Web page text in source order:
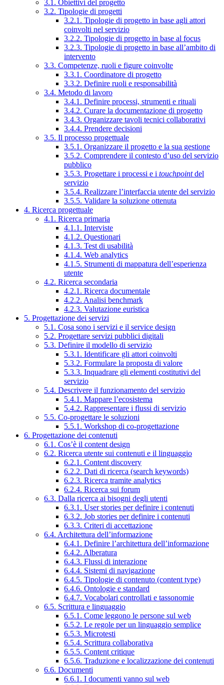
3.1. Obiettivi del progetto
3.2. Tipologie di progetti
3.2.1. Tipologie di progetto in base agli attori
coinvolti nel servizio
3.2.2. Tipologie di progetto in base al focus
3.2.3. Tipologie di progetto in base all’ambito di
intervento
3.3. Competenze, ruoli e figure coinvolte
3.3.1. Coordinatore di progetto
3.3.2. Definire ruoli e responsabilità
3.4. Metodo di lavoro
3.4.1. Definire processi, strumenti e rituali
3.4.2. Curare la documentazione di progetto
3.4.3. Organizzare tavoli tecnici collaborativi
3.4.4. Prendere decisioni
3.5. Il processo progettuale
3.5.1. Organizzare il progetto e la sua gestione
3.5.2. Comprendere il contesto d’uso del servizio
pubblico
3.5.3. Progettare i processi e i touchpointdel
servizio
3.5.4. Realizzare l’interfaccia utente del servizio
3.5.5. Validare la soluzione ottenuta
4. Ricerca progettuale
4.1. Ricerca primaria
4.1.1. Interviste
4.1.2. Questionari
4.1.3. Test di usabilità
4.1.4. Web analytics
4.1.5. Strumenti di mappatura dell’esperienza
utente
4.2. Ricerca secondaria
4.2.1. Ricerca documentale
4.2.2. Analisi benchmark
4.2.3. Valutazione euristica
5. Progettazione dei servizi
5.1. Cosa sono i servizi e il service design
5.2. Progettare servizi pubblici digitali
5.3. Definire il modello di servizio
5.3.1. Identificare gli attori coinvolti
5.3.2. Formulare la proposta di valore
5.3.3. Inquadrare gli elementi costitutivi del
servizio
5.4. Descrivere il funzionamento del servizio
5.4.1. Mappare l’ecosistema
5.4.2. Rappresentare i flussi di servizio
5.5. Co-progettare le soluzioni
5.5.1. Workshop di co-progettazione
6. Progettazione dei contenuti
6.1. Cos’è il content design
6.2. Ricerca utente sui contenuti e il linguaggio
6.2.1. Content discovery
6.2.2. Dati di ricerca (search keywords)
6.2.3. Ricerca tramite analytics
6.2.4. Ricerca sui forum
6.3. Dalla ricerca ai bisogni degli utenti
6.3.1. User stories per definire i contenuti
6.3.2. Job stories per definire i contenuti
6.3.3. Criteri di accettazione
6.4. Architettura dell’informazione
6.4.1. Definire l’architettura dell’informazione
6.4.2. Alberatura
6.4.3. Flussi di interazione
6.4.4. Sistemi di navigazione
6.4.5. Tipologie di contenuto (content type)
6.4.6. Ontologie e standard
6.4.7. Vocabolari controllati e tassonomie
6.5. Scrittura e linguaggio
6.5.1. Come leggono le persone sul web
6.5.2. Le regole per un linguaggio semplice
6.5.3. Microtesti
6.5.4. Scrittura collaborativa
6.5.5. Content critique
6.5.6. Traduzione e localizzazione dei contenuti
6.6. Documenti
6.6.1. I documenti vanno sul web